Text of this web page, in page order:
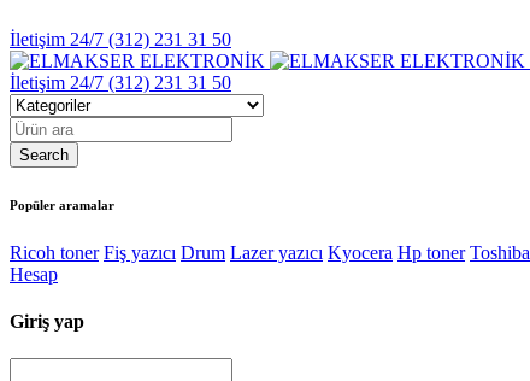
İletişim 24/7 (312) 231 31 50
İletişim 24/7 (312) 231 31 50
Popüler aramalar
Ricoh toner Fiş yazıcı Drum Lazer yazıcı Kyocera Hp toner Toshiba
Hesap
Giriş yap